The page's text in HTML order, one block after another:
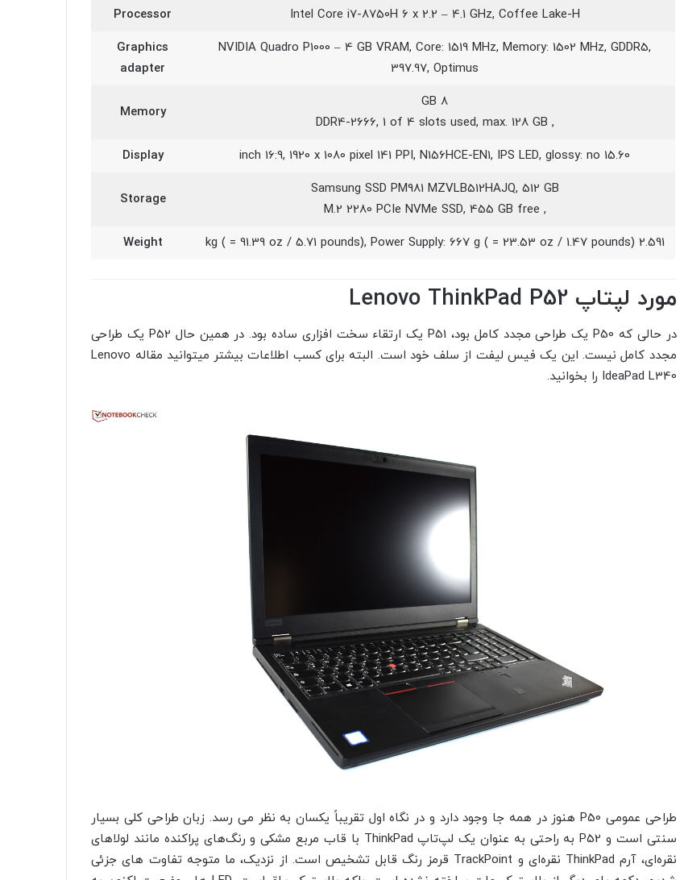
Intel Core i7-8750H 6 x 2.2 – 4.1 GHz, Coffee Lake-H
Processor
NVIDIA Quadro P1000 – 4 GB VRAM, Core: 1519 MHz, Memory: 1502 MHz, GDDR5,
397.97, Optimus
Graphics
adapter
8 GB
, DDR4-2666, 1 of 4 slots used, max. 128 GB
Memory
15.60 inch 16:9, 1920 x 1080 pixel 141 PPI, N156HCE-EN1, IPS LED, glossy: no
Display
Samsung SSD PM981 MZVLB512HAJQ, 512 GB
, M.2 2280 PCIe NVMe SSD, 455 GB free
Storage
2.591 kg ( = 91.39 oz / 5.71 pounds), Power Supply: 667 g ( = 23.53 oz / 1.47 pounds)
Weight
مورد لپتاپ Lenovo ThinkPad P52
در حالی که P50 یک طراحی مجدد کامل بود، P51 یک ارتقاء سخت افزاری ساده بود. در همین حال P52 یک طراحی
مجدد کامل نیست. این یک فیس لیفت از سلف خود است. البته برای کسب اطلاعات بیشتر میتوانید مقاله Lenovo
IdeaPad L340 را بخوانید.
طراحی عمومی P50 هنوز در همه جا وجود دارد و در نگاه اول تقریباً یکسان به نظر می رسد. زبان طراحی کلی بسیار
سنتی است و P52 به راحتی به عنوان یک لپ‌تاپ ThinkPad با قاب مربع مشکی و رنگ‌های پراکنده مانند لولاهای
نقره‌ای، آرم ThinkPad نقره‌ای و TrackPoint قرمز رنگ قابل تشخیص است. از نزدیک، ما متوجه تفاوت های جزئی